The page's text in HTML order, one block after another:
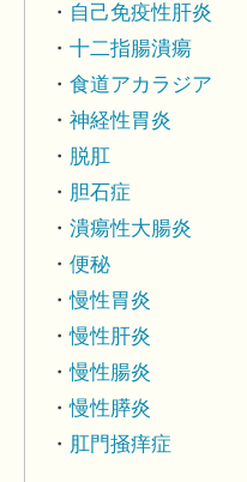
自己免疫性肝炎
十二指腸潰瘍
食道アカラジア
神経性胃炎
脱肛
胆石症
潰瘍性大腸炎
便秘
慢性胃炎
慢性肝炎
慢性腸炎
慢性膵炎
肛門掻痒症